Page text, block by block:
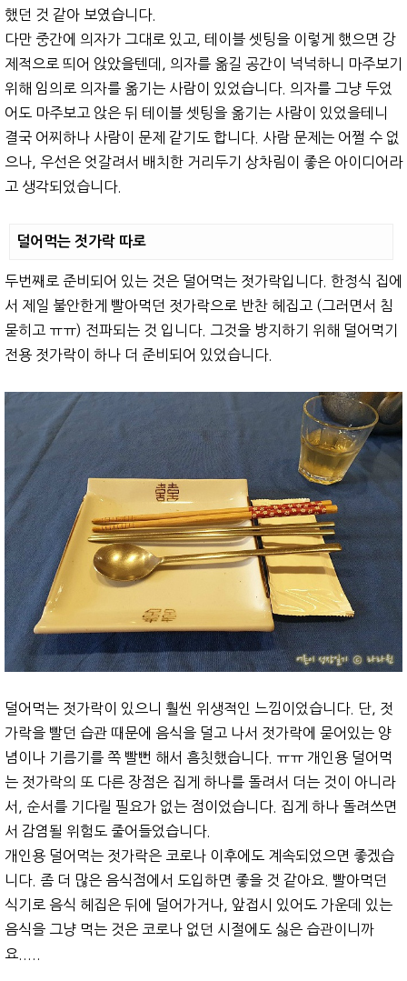
했던 것 같아 보였습니다.
다만 중간에 의자가 그대로 있고, 테이블 셋팅을 이렇게 했으면 강
제적으로 띄어 앉았을텐데, 의자를 옮길 공간이 넉넉하니 마주보기
위해 임의로 의자를 옮기는 사람이 있었습니다. 의자를 그냥 두었
어도 마주보고 앉은 뒤 테이블 셋팅을 옮기는 사람이 있었을테니
결국 어찌하나 사람이 문제 같기도 합니다. 사람 문제는 어쩔 수 없
으나, 우선은 엇갈려서 배치한 거리두기 상차림이 좋은 아이디어라
고 생각되었습니다.
덜어먹는 젓가락 따로
두번째로 준비되어 있는 것은 덜어먹는 젓가락입니다. 한정식 집에
서 제일 불안한게 빨아먹던 젓가락으로 반찬 헤집고 (그러면서 침
묻히고 ㅠㅠ) 전파되는 것 입니다. 그것을 방지하기 위해 덜어먹기
전용 젓가락이 하나 더 준비되어 있었습니다.
덜어먹는 젓가락이 있으니 훨씬 위생적인 느낌이었습니다. 단, 젓
가락을 빨던 습관 때문에 음식을 덜고 나서 젓가락에 묻어있는 양
념이나 기름기를 쪽 빨뻔 해서 흠칫했습니다. ㅠㅠ 개인용 덜어먹
는 젓가락의 또 다른 장점은 집게 하나를 돌려서 더는 것이 아니라
서, 순서를 기다릴 필요가 없는 점이었습니다. 집게 하나 돌려쓰면
서 감염될 위험도 줄어들었습니다.
개인용 덜어먹는 젓가락은 코로나 이후에도 계속되었으면 좋겠습
니다. 좀 더 많은 음식점에서 도입하면 좋을 것 같아요. 빨아먹던
식기로 음식 헤집은 뒤에 덜어가거나, 앞접시 있어도 가운데 있는
음식을 그냥 먹는 것은 코로나 없던 시절에도 싫은 습관이니까
요.....